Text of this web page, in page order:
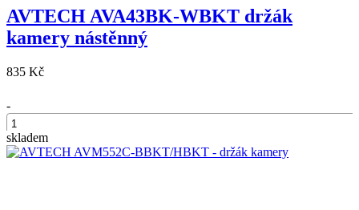
AVTECH AVA43BK-WBKT držák
kamery nástěnný
835 Kč
-
+
skladem